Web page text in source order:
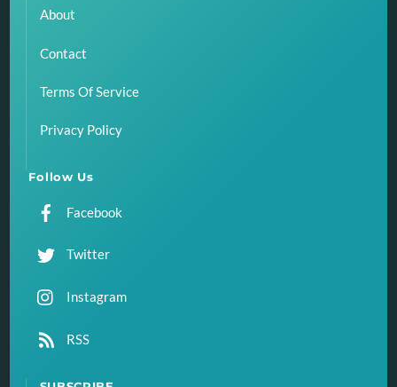
About
Contact
Terms Of Service
Privacy Policy
Follow Us
Facebook
Twitter
Instagram
RSS